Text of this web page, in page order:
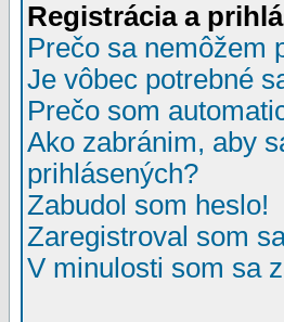
Registrácia a
Prečo sa nemôžem
Je vôbec potrebné
Prečo som
Ako zabránim, aby
prihlásených?
Zabudol som heslo!
Zaregistroval som
V minulosti som sa